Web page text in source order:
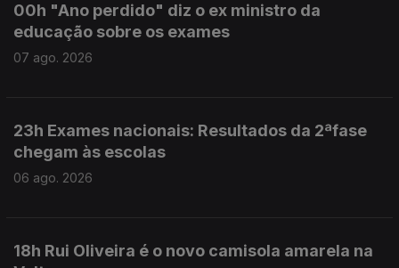
00h "Ano perdido" diz o ex ministro da
educação sobre os exames
07 ago. 2026
23h Exames nacionais: Resultados da 2ªfase
chegam às escolas
06 ago. 2026
18h Rui Oliveira é o novo camisola amarela na